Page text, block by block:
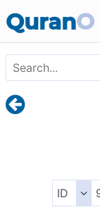
QuranO